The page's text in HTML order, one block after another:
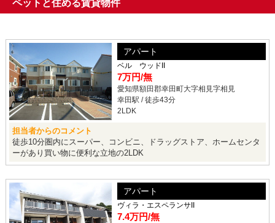
ペットと住める賃貸物件
アパート
ベル ウッドII
7万円/無
愛知県額田郡幸田町大字相見字相見
幸田駅 / 徒歩43分
2LDK
担当者からのコメント
徒歩10分圏内にスーパー、コンビニ、ドラッグストア、ホームセンタ
ーがあり買い物に便利な立地の2LDK
アパート
ヴィラ・エスペランサII
7.4万円/無